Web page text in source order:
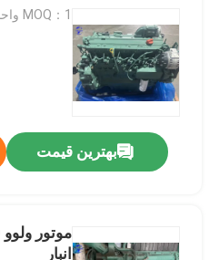
MOQ：1 واحد
بهترین قیمت
انبار